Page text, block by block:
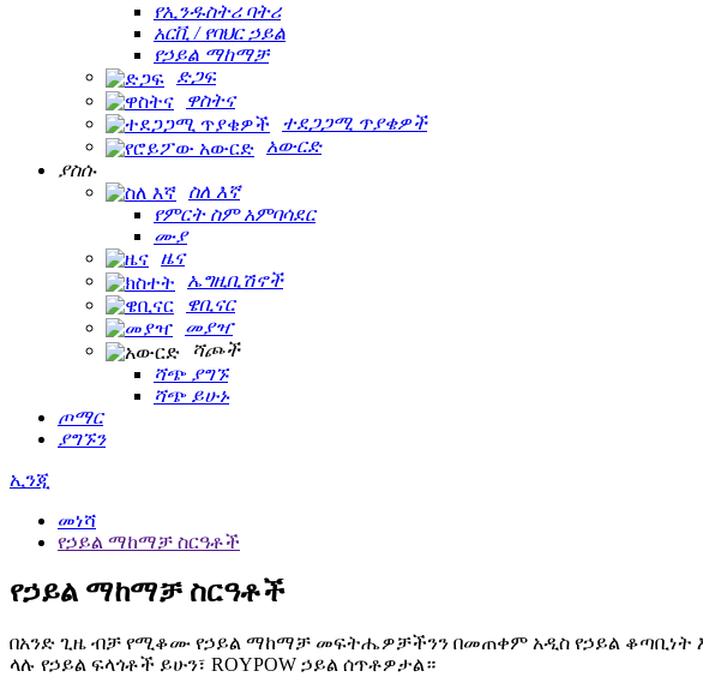
የኢንዱስትሪ ባትሪ
አርቪ / የባህር ኃይል
የኃይል ማከማቻ
ድጋፍ
ዋስትና
ተደጋጋሚ ጥያቄዎች
አውርድ
ያስሱ
ስለ እኛ
የምርት ስም አምባሳደር
ሙያ
ዜና
ኤግዚቢሽኖች
ዌቢናር
መያዣ
ሻጮች
ሻጭ ያግኙ
ሻጭ ይሁኑ
ጦማር
ያግኙን
ኢንጂ
መነሻ
የኃይል ማከማቻ ስርዓቶች
የኃይል ማከማቻ ስርዓቶች
በአንድ ጊዜ ብቻ የሚቆሙ የኃይል ማከማቻ መፍትሔዎቻችንን በመጠቀም አዲስ የኃይል ቆጣቢነት
ላሉ የኃይል ፍላጎቶች ይሁን፣ ROYPOW ኃይል ሰጥቶዎታል።